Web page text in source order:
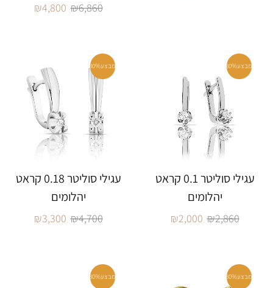
₪6,860
₪4,800
מבצע30%
עגילי סוליטר 0.1 קראט
יהלומים
₪2,860
₪2,000
מבצע30%
עגילי סוליטר 0.18 קראט
יהלומים
₪4,700
₪3,300
מבצע30% מבצע30%